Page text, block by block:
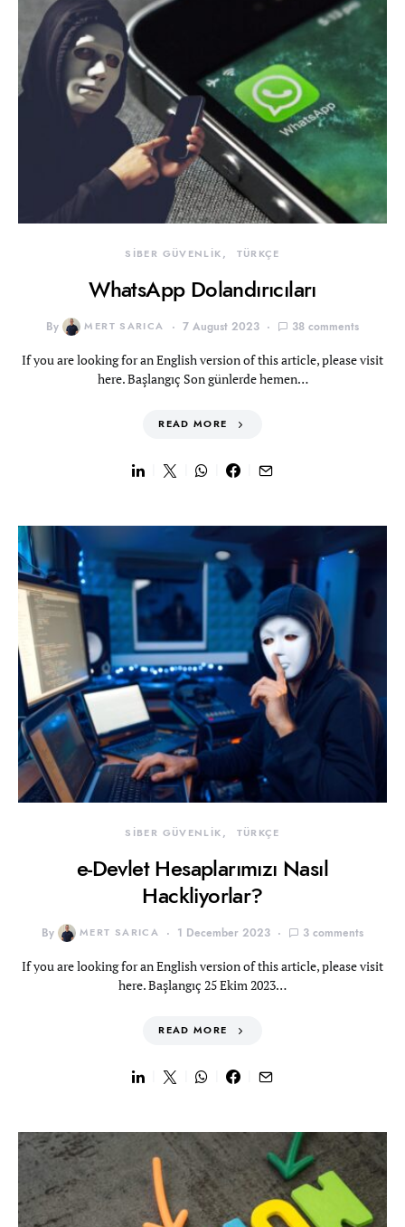
SİBER GÜVENLİK TÜRKÇE
WhatsApp Dolandırıcıları
By MERT SARICA 7 August 2023 38 comments
If you are looking for an English version of this article, please visit
here. Başlangıç Son günlerde hemen…
READ MORE
SİBER GÜVENLİK TÜRKÇE
e-Devlet Hesaplarımızı Nasıl
Hackliyorlar?
By MERT SARICA 1 December 2023 3 comments
If you are looking for an English version of this article, please visit
here. Başlangıç 25 Ekim 2023…
READ MORE